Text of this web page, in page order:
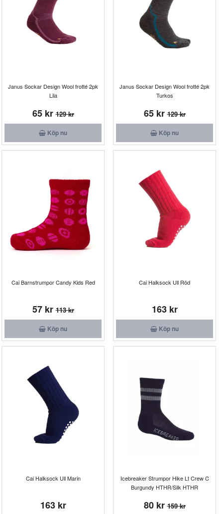
Janus Sockar Design Wool frotté 2pk
Lila
65 kr129 kr
Köp nu
Janus Sockar Design Wool frotté 2pk
Turkos
65 kr129 kr
Köp nu
Cai Barnstrumpor Candy Kids Red
57 kr113 kr
Köp nu
Cai Halksock Ull Röd
163 kr
Köp nu
Cai Halksock Ull Marin
163 kr
Icebreaker Strumpor Hike Lt Crew C
Burgundy HTHR/Silk HTHR
80 kr159 kr